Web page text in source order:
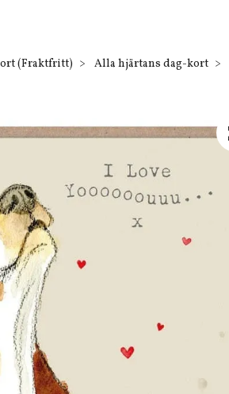
(Fraktfritt) Alla hjärtans dag-kort